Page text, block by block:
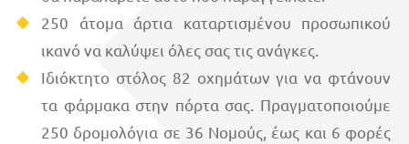
250 άτομα άρτια καταρτισμένου προσωπικού
ικανό να καλύψει όλες σας τις ανάγκες.
Ιδιόκτητο στόλος 82 οχημάτων για να φτάνουν
τα φάρμακα στην πόρτα σας. Πραγματοποιούμε
250 δρομολόγια σε 36 Νομούς, έως και 6 φορές